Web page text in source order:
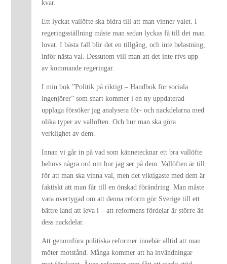
kvar.
Ett lyckat vallöfte ska bidra till att man vinner valet. I
regeringsställning måste man sedan lyckas få till det man
lovat. I bästa fall blir det en tillgång, och inte belastning,
inför nästa val. Dessutom vill man att det inte rivs upp
av kommande regeringar.
I min bok ”Politik på riktigt – Handbok för sociala
ingenjörer” som snart kommer i en ny uppdaterad
upplaga försöker jag analysera för- och nackdelarna med
olika typer av vallöften. Och hur man ska göra
verklighet av dem.
Innan vi går in på vad som kännetecknar ett bra vallöfte
behövs några ord om hur jag ser på dem. Vallöften är till
för att man ska vinna val, men det viktigaste med dem är
faktiskt att man får till en önskad förändring. Man måste
vara övertygad om att denna reform gör Sverige till ett
bättre land att leva i – att reformens fördelar är större än
dess nackdelar.
Att genomföra politiska reformer innebär alltid att man
möter motstånd. Många kommer att ha invändningar